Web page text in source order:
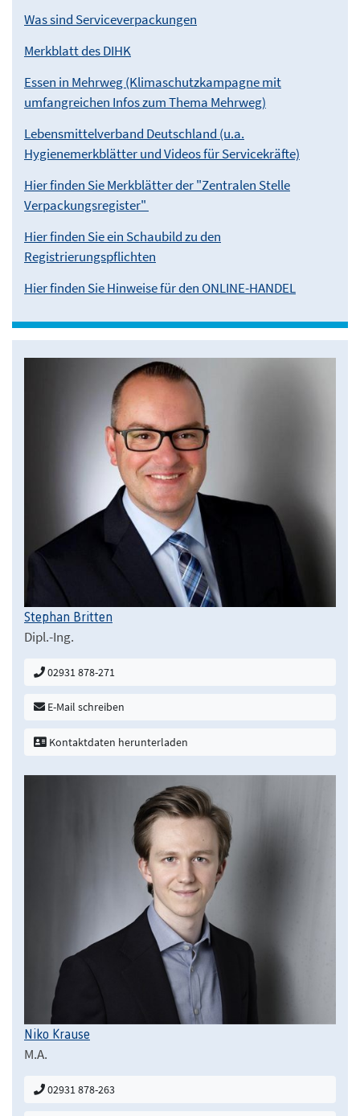
Was sind Serviceverpackungen
Merkblatt des DIHK
Essen in Mehrweg (Klimaschutzkampagne mit
umfangreichen Infos zum Thema Mehrweg)
Lebensmittelverband Deutschland (u.a.
Hygienemerkblätter und Videos für Servicekräfte)
Hier finden Sie Merkblätter der "Zentralen Stelle
Verpackungsregister"
Hier finden Sie ein Schaubild zu den
Registrierungspflichten
Hier finden Sie Hinweise für den ONLINE-HANDEL
Stephan Britten
Dipl.-Ing.
02931 878-271
E-Mail schreiben
Kontaktdaten herunterladen
Niko Krause
M.A.
02931 878-263